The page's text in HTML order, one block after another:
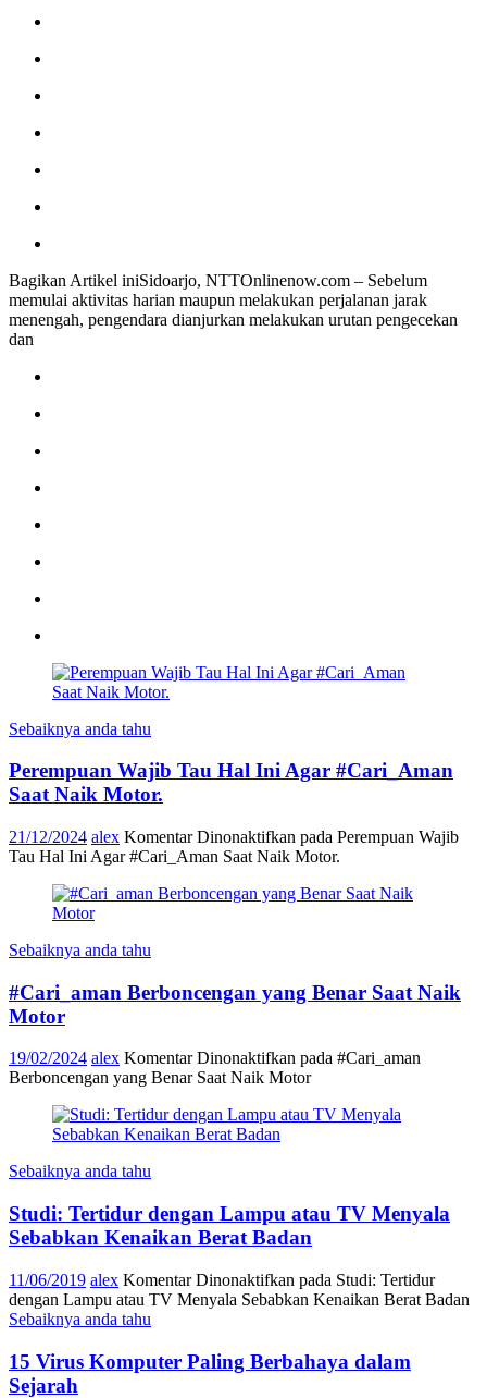
Bagikan Artikel iniSidoarjo, NTTOnlinenow.com – Sebelum
memulai aktivitas harian maupun melakukan perjalanan jarak
menengah, pengendara dianjurkan melakukan urutan pengecekan
dan
Sebaiknya anda tahu
Perempuan Wajib Tau Hal Ini Agar #Cari_Aman
Saat Naik Motor.
21/12/2024 alex Komentar Dinonaktifkan pada Perempuan Wajib
Tau Hal Ini Agar #Cari_Aman Saat Naik Motor.
Sebaiknya anda tahu
#Cari_aman Berboncengan yang Benar Saat Naik
Motor
19/02/2024 alex Komentar Dinonaktifkan pada #Cari_aman
Berboncengan yang Benar Saat Naik Motor
Sebaiknya anda tahu
Studi: Tertidur dengan Lampu atau TV Menyala
Sebabkan Kenaikan Berat Badan
11/06/2019 alex Komentar Dinonaktifkan pada Studi: Tertidur
dengan Lampu atau TV Menyala Sebabkan Kenaikan Berat Badan
Sebaiknya anda tahu
15 Virus Komputer Paling Berbahaya dalam
Sejarah